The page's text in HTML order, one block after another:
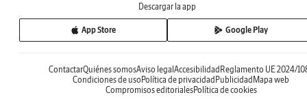
Descargar la app
App Store Google Play
ContactarQuiénes somosAviso legal Accesibilidad Reglamento UE 2024/
Condiciones de uso Política de privacidad Publicidad Mapa web
Compromisos editorialesPolítica de cookies